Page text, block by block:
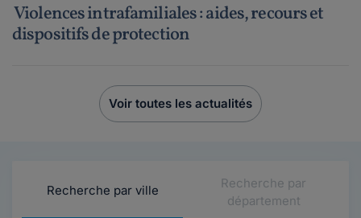
Violences intrafamiliales : aides, recours et
dispositifs de protection
Voir toutes les actualités
Recherche par ville
Recherche par
département